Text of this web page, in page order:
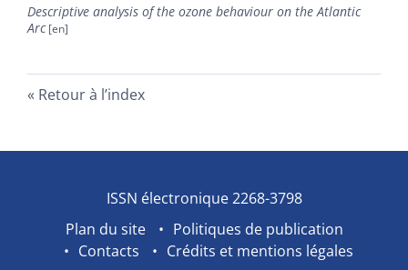
Descriptive analysis of the ozone behaviour on the Atlantic
Arc
Retour à l’index
ISSN électronique 2268-3798
Plan du site
Politiques de publication
Contacts
Crédits et mentions légales